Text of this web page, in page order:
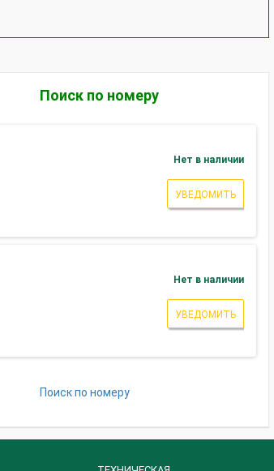
Поиск по номеру
Нет в наличии
УВЕДОМИТЬ
Нет в наличии
УВЕДОМИТЬ
Поиск по номеру